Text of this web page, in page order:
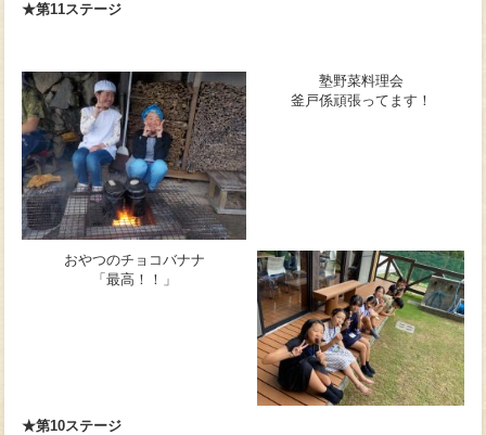
★第11ステージ
塾野菜料理会
釜戸係頑張ってます！
おやつのチョコバナナ
「最高！！」
★第10ステージ